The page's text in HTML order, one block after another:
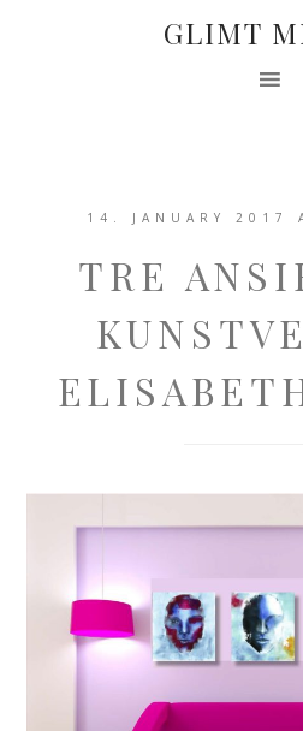
GLIMT
14. JANUARY 2017
TRE